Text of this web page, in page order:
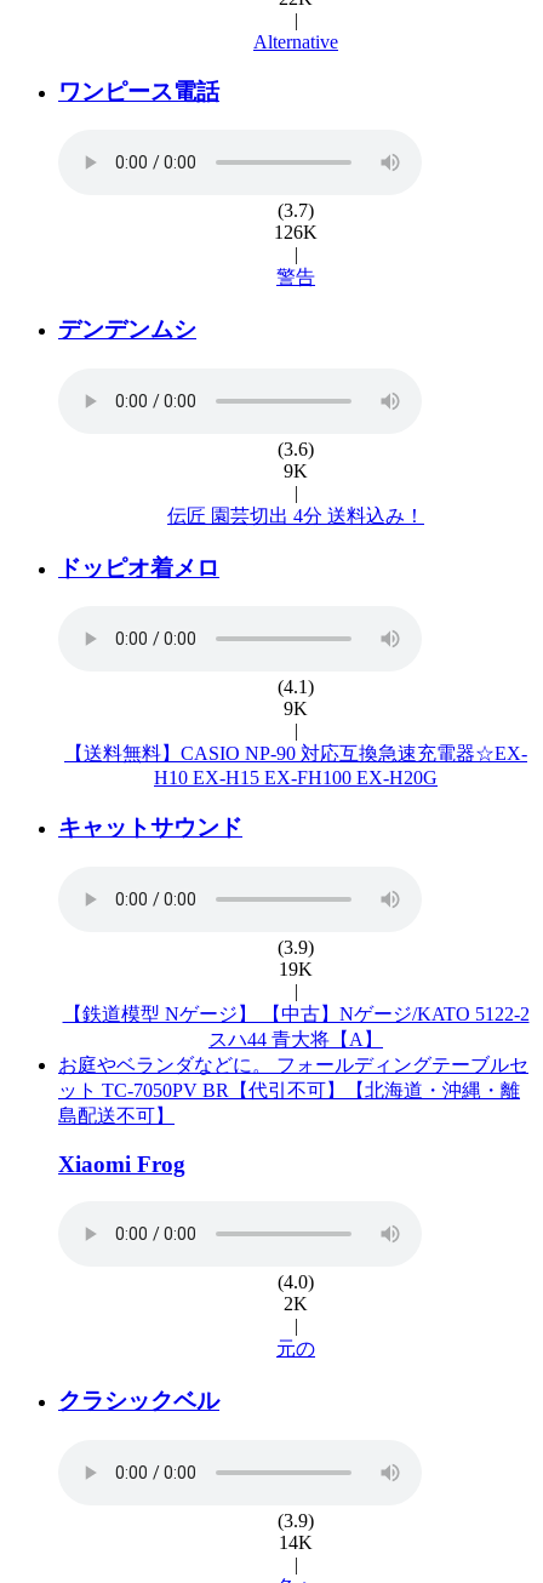
|
Alternative
ワンピース電話
(3.7)
126K
|
警告
デンデンムシ
(3.6)
9K
|
伝匠 園芸切出 4分 送料込み！
ドッピオ着メロ
(4.1)
9K
|
【送料無料】CASIO NP-90 対応互換急速充電器☆EX-
H10 EX-H15 EX-FH100 EX-H20G
キャットサウンド
(3.9)
19K
|
【鉄道模型 Nゲージ】 【中古】Nゲージ/KATO 5122-2
スハ44 青大将【A】
お庭やベランダなどに。 フォールディングテーブルセ
ット TC-7050PV BR【代引不可】【北海道・沖縄・離
島配送不可】
Xiaomi Frog
(4.0)
2K
|
元の
クラシックベル
(3.9)
14K
|